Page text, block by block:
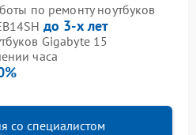
по ремонту ноутбуков
до 3-х лет
Gigabyte 15
часа
со специалистом